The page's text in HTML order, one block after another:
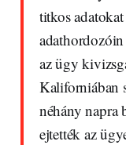
titkos
az ügy
Kaliforniában
néhány napra
ejtették az